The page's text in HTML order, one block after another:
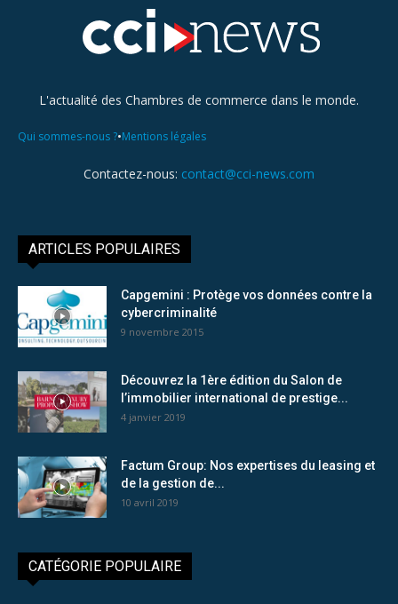
L'actualité des Chambres de commerce dans le monde.
Qui sommes-nous ?•Mentions légales
Contactez-nous: contact@cci-news.com
ARTICLES POPULAIRES
Capgemini : Protège vos données contre la
cybercriminalité
9 novembre 2015
Découvrez la 1ère édition du Salon de
l’immobilier international de prestige...
4 janvier 2019
Factum Group: Nos expertises du leasing et
de la gestion de...
10 avril 2019
CATÉGORIE POPULAIRE